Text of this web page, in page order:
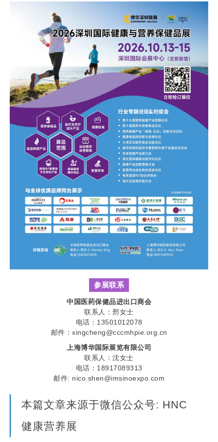
参展联系
中国医药保健品进出口商会
联系人：邢女士
电话：13501012078
邮件：xingcheng@cccmhpie.org.cn
上海博华国际展览有限公司
联系人：沈女士
电话：18917089313
邮件: nico.shen@imsinoexpo.com
本篇文章来源于微信公众号: HNC
健康营养展